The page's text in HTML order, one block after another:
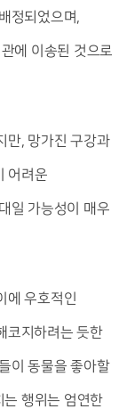
정되었으며,
에 이송된 것으로
만, 망가진 구강과
어려운
일 가능성이 매우
에 우호적인
코지하려는 듯한
이 동물을 좋아할
는 행위는 엄연한